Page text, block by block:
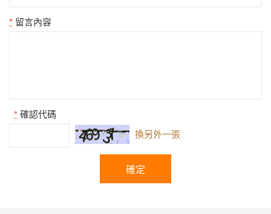
* 留言內容
* 確認代碼
換另外一張